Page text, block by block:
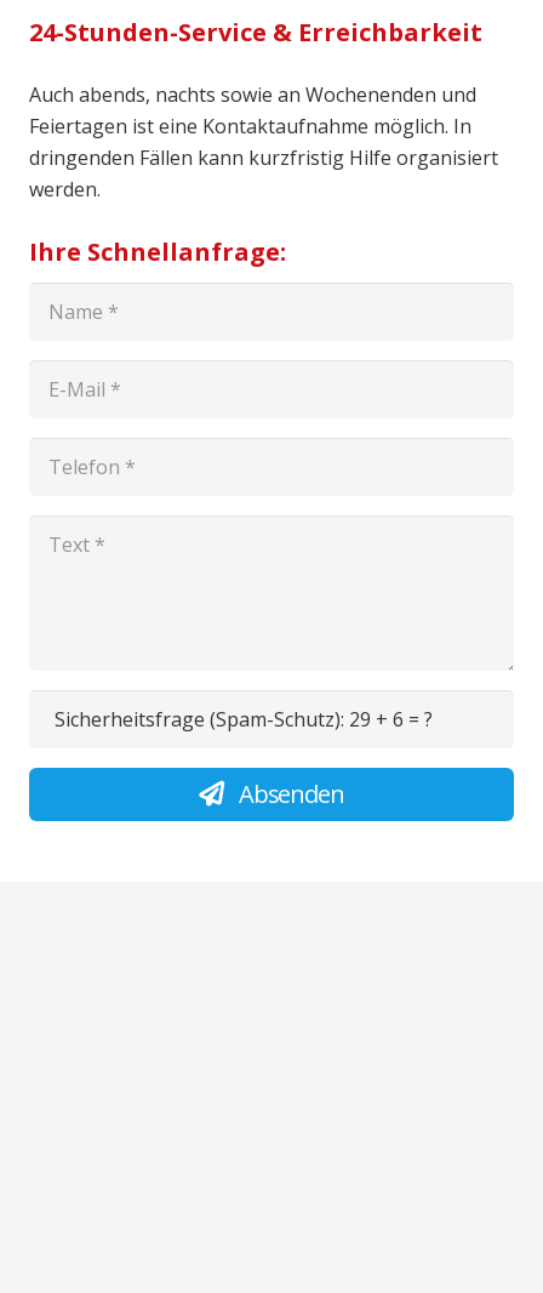
24-Stunden-Service & Erreichbarkeit
Auch abends, nachts sowie an Wochenenden und
Feiertagen ist eine Kontaktaufnahme möglich. In
dringenden Fällen kann kurzfristig Hilfe organisiert
werden.
Ihre Schnellanfrage:
Sicherheitsfrage (Spam-Schutz): 29 + 6 = ?
Absenden